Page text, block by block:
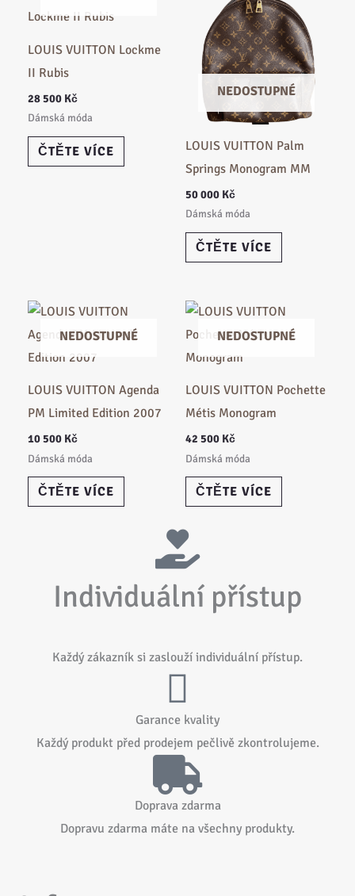
LOUIS VUITTON Lockme
II Rubis
28 500 Kč
Dámská móda
ČTĚTE VÍCE
NEDOSTUPNÉ
LOUIS VUITTON Palm
Springs Monogram MM
50 000 Kč
Dámská móda
ČTĚTE VÍCE
NEDOSTUPNÉ
LOUIS VUITTON Agenda
PM Limited Edition 2007
10 500 Kč
Dámská móda
ČTĚTE VÍCE
NEDOSTUPNÉ
LOUIS VUITTON Pochette
Métis Monogram
42 500 Kč
Dámská móda
ČTĚTE VÍCE
Individuální přístup
Každý zákazník si zaslouží individuální přístup.
Garance kvality
Každý produkt před prodejem pečlivě zkontrolujeme.
Doprava zdarma
Dopravu zdarma máte na všechny produkty.